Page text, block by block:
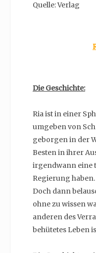
Quelle: Verlag
Die Geschichte:
Ria ist in einer
umgeben von
geborgen in der
Besten in ihrer
irgendwann eine
Regierung haben.
Doch dann
ohne zu wissen
anderen des
behütetes Leben